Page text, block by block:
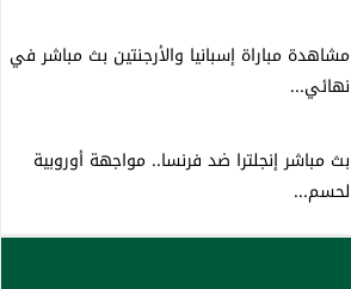
مشاهدة مباراة إسبانيا والأرجنتين بث مباشر في
نهائي...
بث مباشر إنجلترا ضد فرنسا.. مواجهة أوروبية
لحسم...